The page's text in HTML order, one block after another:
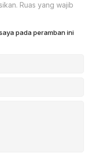
Ruas yang wajib
pada peramban ini